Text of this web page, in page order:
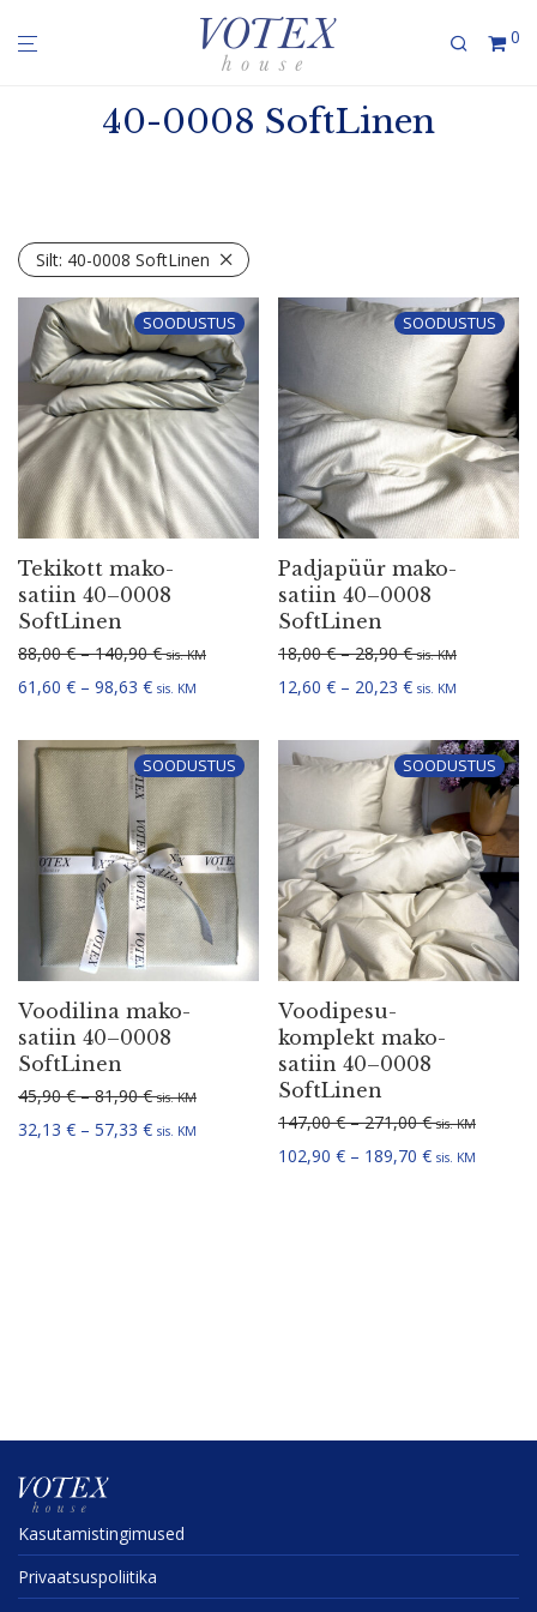
0
40-0008 SoftLinen
Silt: 40-0008 SoftLinen
SOODUSTUS
Tekikott mako-
satiin 40–0008
SoftLinen
88,00€ – 140,90€Hinnavahemik: 88,00 € kuni 140,90 €
sis. KM
61,60 € – 98,63 €Hinnavahemik: 61,60 € kuni 98,63 €
sis. KM
SOODUSTUS
Padjapüür mako-
satiin 40–0008
SoftLinen
18,00€ – 28,90€Hinnavahemik:
sis. KM
12,60 € – 20,23 €Hinnavahemik:
sis. KM
SOODUSTUS
Voodilina mako-
satiin 40–0008
SoftLinen
45,90€ – 81,90€Hinnavahemik: 45,90 € kuni 81,90 €
sis. KM
32,13 € – 57,33 €Hinnavahemik: 32,13 € kuni 57,33 €
sis. KM
SOODUSTUS
Voodi­pe­su­
komplekt mako-
satiin 40–0008
SoftLinen
147,00€ – 271,00€ sis. KM
102,90 € – 189,70 € sis. KM
Kasuta­mis­tin­gi­mused
Privaat­sus­po­liitika